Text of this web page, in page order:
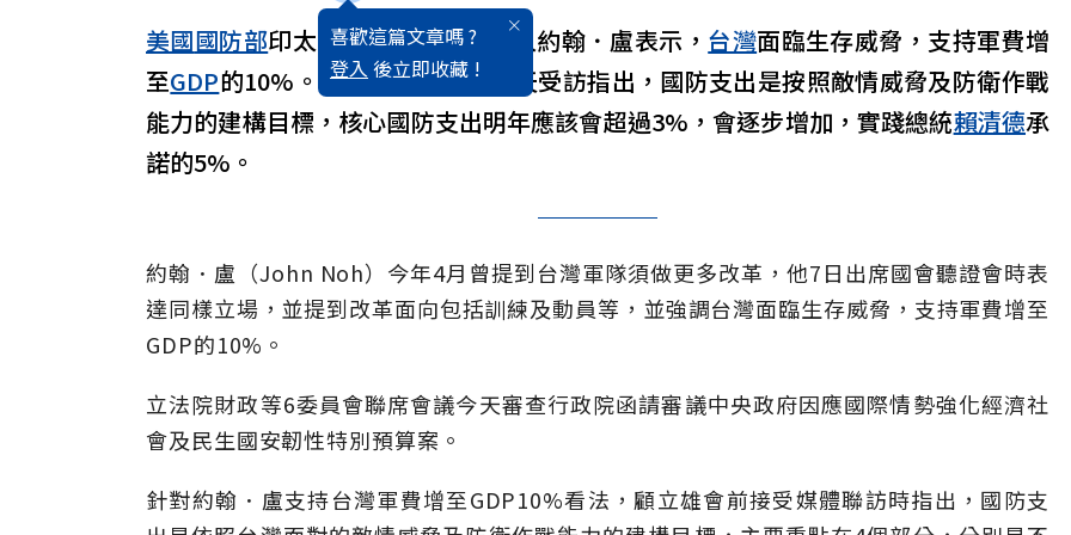
喜歡這篇文章嗎 ?
登入 後立即收藏 !
美國國防部印太安全助理部長提名人約翰．盧表示， 台灣面臨生存威脅，支持軍費增
至GDP的10%。國防部長顧立雄今天受訪指出，國防支出是按照敵情威脅及防衛作戰
能力的建構目標，核心國防支出明年應該會超過3%，會逐步增加，實踐總統賴清德承
諾的5%。
約翰．盧（John Noh）今年4月曾提到台灣軍隊須做更多改革，他7日出席國會聽證會時表
達同樣立場，並提到改革面向包括訓練及動員等，並強調台灣面臨生存威脅，支持軍費增至
GDP的10%。
立法院財政等6委員會聯席會議今天審查行政院函請審議中央政府因應國際情勢強化經濟社
會及民生國安韌性特別預算案。
針對約翰．盧支持台灣軍費增至GDP10%看法，顧立雄會前接受媒體聯訪時指出，國防支